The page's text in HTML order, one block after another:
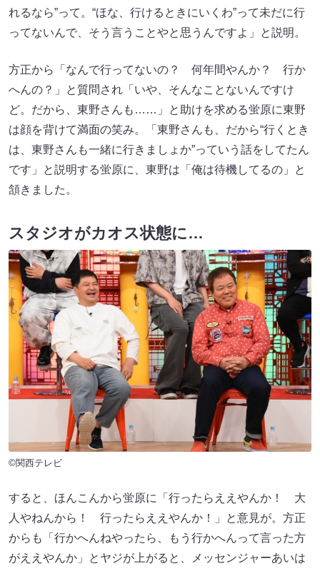
れるなら”って。“ほな、行けるときにいくわ”って未だに行
ってないんで、そう言うことやと思うんですよ」と説明。
方正から「なんで行ってないの？ 何年間やんか？ 行か
へんの？」と質問され「いや、そんなことないんですけ
ど。だから、東野さんも……」と助けを求める蛍原に東野
は顔を背けて満面の笑み。「東野さんも、だから“行くとき
は、東野さんも一緒に行きましょか”っていう話をしてたん
です」と説明する蛍原に、東野は「俺は待機してるの」と
頷きました。
スタジオがカオス状態に…
©関西テレビ
すると、ほんこんから蛍原に「行ったらええやんか！ 大
人やねんから！ 行ったらええやんか！」と意見が。方正
からも「行かへんねやったら、もう行かへんって言った方
がええやんか」とヤジが上がると、メッセンジャーあいは